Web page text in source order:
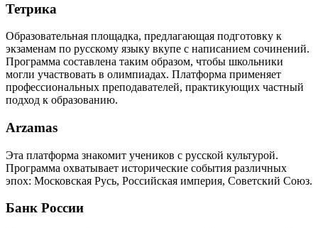
Тетрика
Образовательная площадка, предлагающая подготовку к
экзаменам по русскому языку вкупе с написанием сочинений.
Программа составлена таким образом, чтобы школьники
могли участвовать в олимпиадах. Платформа применяет
профессиональных преподавателей, практикующих частный
подход к образованию.
Arzamas
Эта платформа знакомит учеников с русской культурой.
Программа охватывает исторические события различных
эпох: Московская Русь, Российская империя, Советский Союз.
Банк России